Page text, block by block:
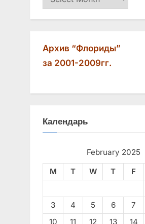
Архив “Флориды”
за 2001-2009гг.
Календарь
February 2025
M
T W T F
3
4 5 6 7
10
11 12 13 14